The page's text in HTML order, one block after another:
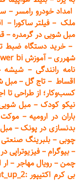
امداد خودرو رامسر–
ملک – فیلتر ساکورا –
مبل شویی در گرمدره–
–خرید دستگاه ضبط
شهرری–آموزش power bi
نامه رانندگی– شیشه
اقساط – تاج گل–مبل
کسب‌وکار؛ از طراحی تا
نیکو کودک – مبل
باران در ارومیه–
بدنسازی در پونک–
چوبی – بلبرینگ صنعتی
–بیوگرام–فیزیوتراپی
چمن– رویال مهاجر –
بی کرم اکتیپور :point_up_2: